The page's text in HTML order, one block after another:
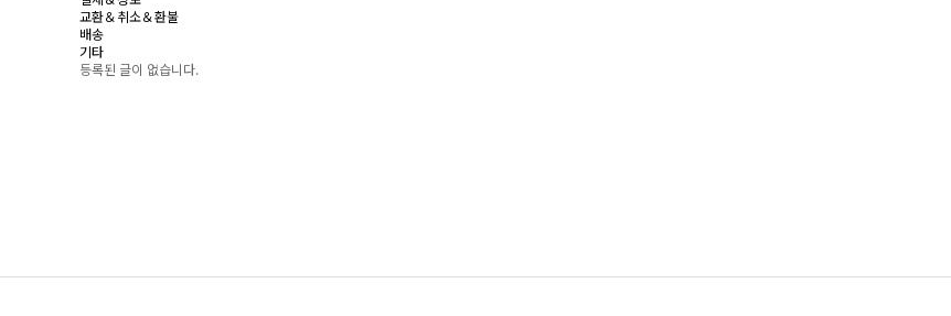
교환＆취소＆환불
배송
기타
등록된 글이 없습니다.